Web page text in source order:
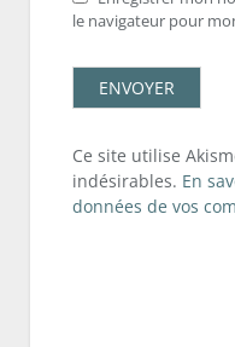
le navigateur pour
Ce site utilise
indésirables. En
données de vos